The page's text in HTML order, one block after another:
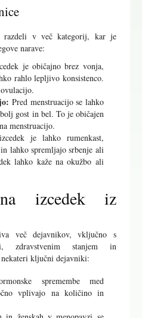
razdeli v več kategorij, kar je
narave:
je običajno brez vonja,
rahlo lepljivo konsistenco.
Pred menstruacijo se lahko
gost in bel. To je običajen
menstruacijo.
je lahko rumenkast,
lahko spremljajo srbenje ali
lahko kaže na okužbo ali
izcedek iz
več dejavnikov, vključno s
zdravstvenim stanjem in
ključni dejavniki: